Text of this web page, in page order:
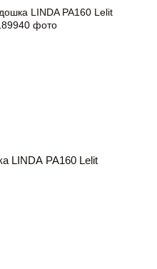
LINDA PA160 Lelit